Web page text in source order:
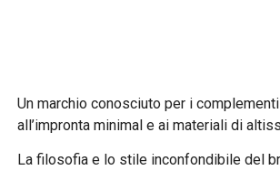
Un marchio conosciuto per i
all’impronta minimal e ai materiali di
La filosofia e lo stile inconfondibile del